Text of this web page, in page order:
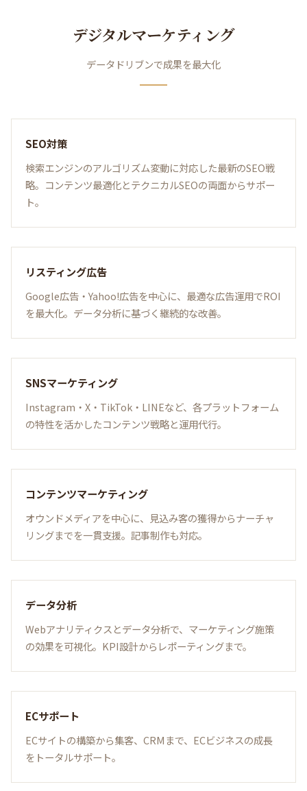
デジタルマーケティング
データドリブンで成果を最大化
SEO対策
検索エンジンのアルゴリズム変動に対応した最新のSEO戦
略。コンテンツ最適化とテクニカルSEOの両面からサポー
ト。
リスティング広告
Google広告・Yahoo!広告を中心に、最適な広告運用でROI
を最大化。データ分析に基づく継続的な改善。
SNSマーケティング
Instagram・X・TikTok・LINEなど、各プラットフォーム
の特性を活かしたコンテンツ戦略と運用代行。
コンテンツマーケティング
オウンドメディアを中心に、見込み客の獲得からナーチャ
リングまでを一貫支援。記事制作も対応。
データ分析
Webアナリティクスとデータ分析で、マーケティング施策
の効果を可視化。KPI設計からレポーティングまで。
ECサポート
ECサイトの構築から集客、CRMまで、ECビジネスの成長
をトータルサポート。